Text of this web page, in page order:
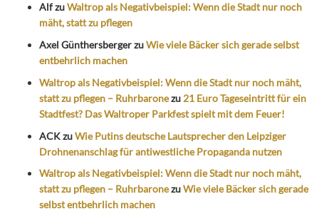
AlfzuWaltrop als Negativbeispiel: Wenn die Stadt nur noch
mäht, statt zu pflegen
Axel GünthersbergerzuWie viele Bäcker sich gerade selbst
entbehrlich machen
Waltrop als Negativbeispiel: Wenn die Stadt nur noch mäht,
statt zu pflegen – Ruhrbaronezu 21 Euro Tageseintritt für ein
Stadtfest? Das Waltroper Parkfest spielt mit dem Feuer!
ACKzuWie Putins deutsche Lautsprecher den Leipziger
Drohnenanschlag für antiwestliche Propaganda nutzen
Waltrop als Negativbeispiel: Wenn die Stadt nur noch mäht,
statt zu pflegen – RuhrbaronezuWie viele Bäcker sich gerade
selbst entbehrlich machen